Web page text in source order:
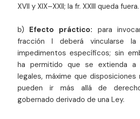
XVII y XIX–XXII; la fr. XXIII queda fuera.
b) Efecto práctico: para
fracción I deberá vincularse
impedimentos específicos; sin
ha permitido que se extienda a
legales, máxime que disposiciones
pueden ir más allá de
gobernado derivado de una Ley.